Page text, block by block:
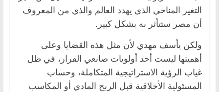
التغير المناخي الذي يهدد العالم والذي من المعروف
أن مصر ستتأثر به بشكل كبير.
ولكن يأسف مهدي لأن مثل هذه القضايا وعلى
أهميتها ليست أحد أولويات صانعي القرار، في ظل
غياب الرؤية الاستراتيجية المتكاملة، وحساب
المسئولية الأخلاقية قبل الربح المادي أو المكاسب